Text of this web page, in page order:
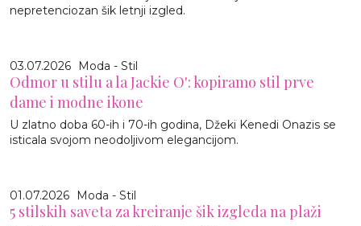
nepretenciozan šik letnji izgled.
03.07.2026 Moda - Stil
Odmor u stilu a la Jackie O': kopiramo stil prve
dame i modne ikone
U zlatno doba 60-ih i 70-ih godina, Džeki Kenedi Onazis se
isticala svojom neodoljivom elegancijom.
01.07.2026 Moda - Stil
5 stilskih saveta za kreiranje šik izgleda na plaži